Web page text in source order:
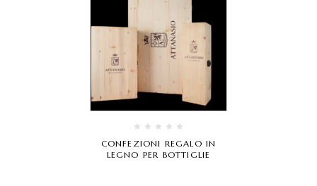
CONFEZIONI REGALO IN
LEGNO PER BOTTIGLIE